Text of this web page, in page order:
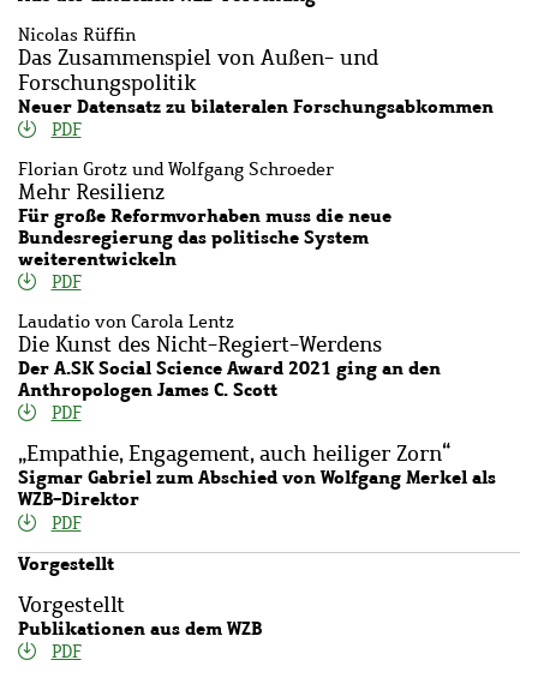
Nicolas Rüffin
Das Zusammenspiel von Außen- und
Forschungspolitik
Neuer Datensatz zu bilateralen Forschungsabkommen
PDF
Florian Grotz und Wolfgang Schroeder
Mehr Resilienz
Für große Reformvorhaben muss die neue
Bundesregierung das politische System
weiterentwickeln
PDF
Laudatio von Carola Lentz
Die Kunst des Nicht-Regiert-Werdens
Der A.SK Social Science Award 2021 ging an den
Anthropologen James C. Scott
PDF
„Empathie, Engagement, auch heiliger Zorn“
Sigmar Gabriel zum Abschied von Wolfgang Merkel als
WZB-Direktor
PDF
Vorgestellt
Vorgestellt
Publikationen aus dem WZB
PDF